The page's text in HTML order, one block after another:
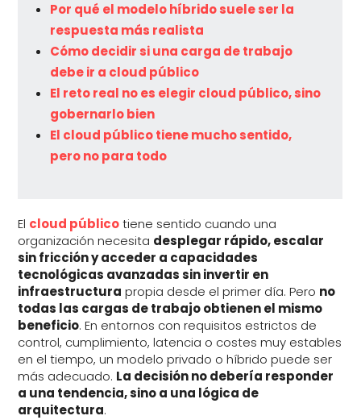
Por qué el modelo híbrido suele ser la
respuesta más realista
Cómo decidir si una carga de trabajo
debe ir a cloud público
El reto real no es elegir cloud público, sino
gobernarlo bien
El cloud público tiene mucho sentido,
pero no para todo
El cloud públicotiene sentido cuando una
organización necesita desplegar rápido, escalar
sin fricción y acceder a capacidades
tecnológicas avanzadas sin invertir en
infraestructura propia desde el primer día. Pero no
todas las cargas de trabajo obtienen el mismo
beneficio. En entornos con requisitos estrictos de
control, cumplimiento, latencia o costes muy estables
en el tiempo, un modelo privado o híbrido puede ser
más adecuado. La decisión no debería responder
a una tendencia, sino a una lógica de
arquitectura.